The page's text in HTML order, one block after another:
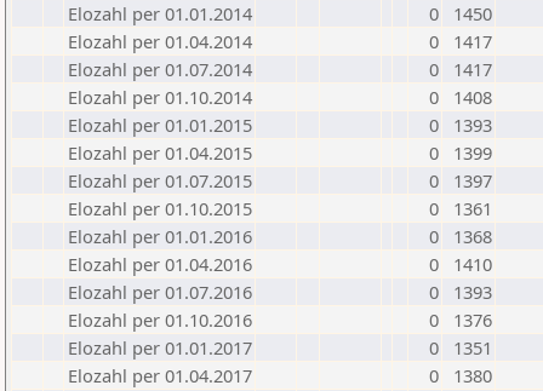
Elozahl per 01.01.2014
0
1450
Elozahl per 01.04.2014
0
1417
Elozahl per 01.07.2014
0
1417
Elozahl per 01.10.2014
0
1408
Elozahl per 01.01.2015
0
1393
Elozahl per 01.04.2015
0
1399
Elozahl per 01.07.2015
0
1397
Elozahl per 01.10.2015
0
1361
Elozahl per 01.01.2016
0
1368
Elozahl per 01.04.2016
0
1410
Elozahl per 01.07.2016
0
1393
Elozahl per 01.10.2016
0
1376
Elozahl per 01.01.2017
0
1351
Elozahl per 01.04.2017
0
1380